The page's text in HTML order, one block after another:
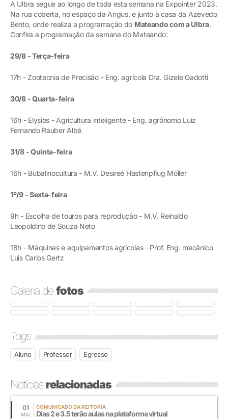
A Ulbra segue ao longo de toda esta semana na Expointer 2023.
Na rua coberta, no espaço da Angus, e junto à casa da Azevedo
Bento, onde realiza a programação do Mateando com a Ulbra.
Confira a programação da semana do Mateando:
29/8 - Terça-feira
17h - Zootecnia de Precisão - Eng. agrícola Dra. Gizele Gadotti
30/8 - Quarta-feira
16h - Elysios - Agricultura inteligente - Eng. agrônomo Luiz
Fernando Rauber Albé
31/8 - Quinta-feira
16h - Bubalinocultura - M.V. Desireé Hastenpflug Möller
1º/9 - Sexta-feira
9h - Escolha de touros para reprodução - M.V. Reinaldo
Leopoldino de Souza Neto
18h - Máquinas e equipamentos agrícolas - Prof. Eng. mecânico
Luis Carlos Gertz
Galeria defotos
Tags
Aluno Professor Egresso
Notíciasrelacionadas
01
MAI
COMUNICADO DA REITORIA
Dias 2 e 3.5 terão aulas na plataforma virtual